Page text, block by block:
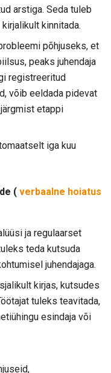
arstiga. Seda tuleb
kinnitada.
põhjuseks, et
peaks juhendaja
registreeritud
võib eeldada pidevat
etappi
iga kuu
( verbaalne hoiatus
ja regulaarset
teda kutsuda
juhendajaga.
kirjas, kutsudes
tuleks teavitada,
esindaja või